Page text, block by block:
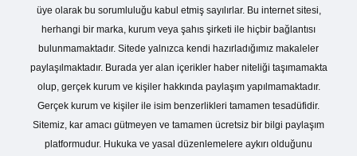
üye olarak bu sorumluluğu kabul etmiş sayılırlar. Bu internet sitesi,
herhangi bir marka, kurum veya şahıs şirketi ile hiçbir bağlantısı
bulunmamaktadır. Sitede yalnızca kendi hazırladığımız makaleler
paylaşılmaktadır. Burada yer alan içerikler haber niteliği taşımamakta
olup, gerçek kurum ve kişiler hakkında paylaşım yapılmamaktadır.
Gerçek kurum ve kişiler ile isim benzerlikleri tamamen tesadüfidir.
Sitemiz, kar amacı gütmeyen ve tamamen ücretsiz bir bilgi paylaşım
platformudur. Hukuka ve yasal düzenlemelere aykırı olduğunu